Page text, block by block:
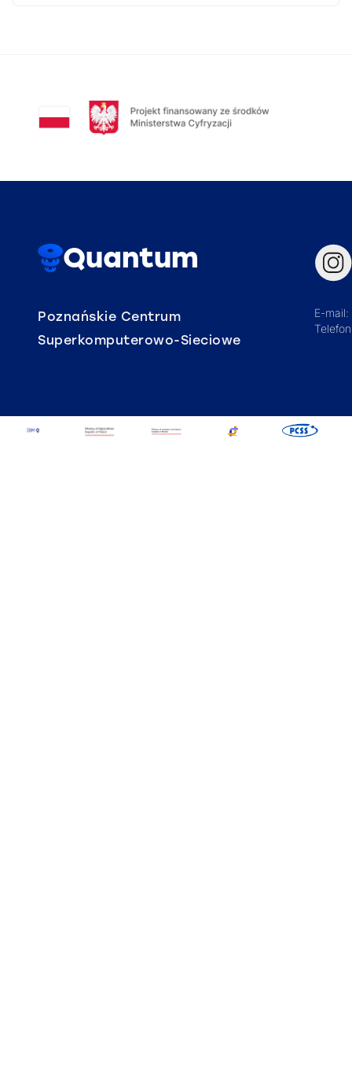
Quantum
Poznańskie Centrum
Superkomputerowo-Sieciowe
E-mail: